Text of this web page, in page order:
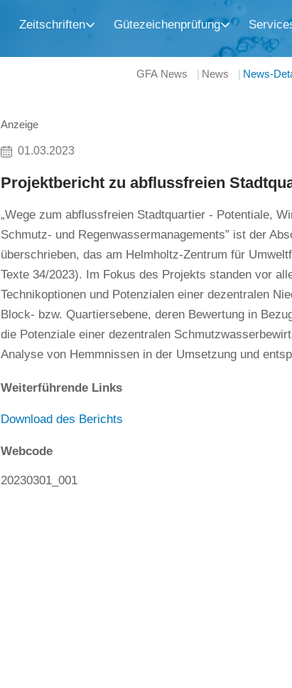
Zeitschriften Gütezeichenprüfung
GFA News News News-
Anzeige
01.03.2023
Projektbericht zu abflussfreien
„Wege zum abflussfreien Stadtquartier - Potentiale,
Schmutz- und Regenwassermanagements” ist der
überschrieben, das am Helmholtz-Zentrum für
Texte 34/2023). Im Fokus des Projekts standen vor
Technikoptionen und Potenzialen einer dezentralen
Block- bzw. Quartiersebene, deren Bewertung in
die Potenziale einer dezentralen
Analyse von Hemmnissen in der Umsetzung und
Weiterführende Links
Download des Berichts
Webcode
20230301_001